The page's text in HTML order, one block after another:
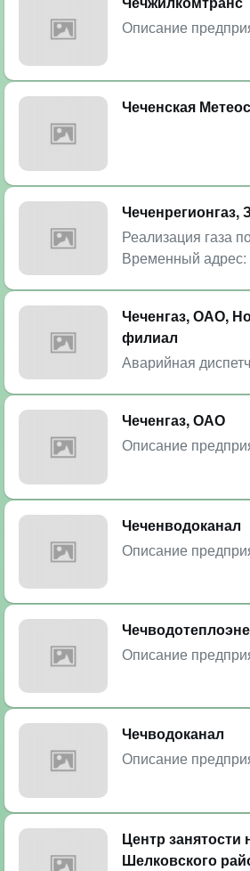
Описание
Чеченская
Чеченрегионгаз,
Реализация газа
Временный адрес:
Чеченгаз, ОАО,
филиал
Аварийная
Чеченгаз, ОАО
Описание
Чеченводоканал
Описание
Описание
Чечводоканал
Описание
Центр занятости
Шелковского